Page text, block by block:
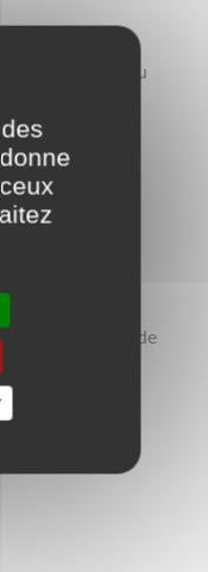
en remblais ou
tatamis ou tapis de